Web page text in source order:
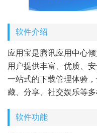
软件介绍
应用宝是腾讯应用中心
用户提供丰富、优质、
一站式的下载管理体验
藏、分享、社交娱乐等多
软件功能